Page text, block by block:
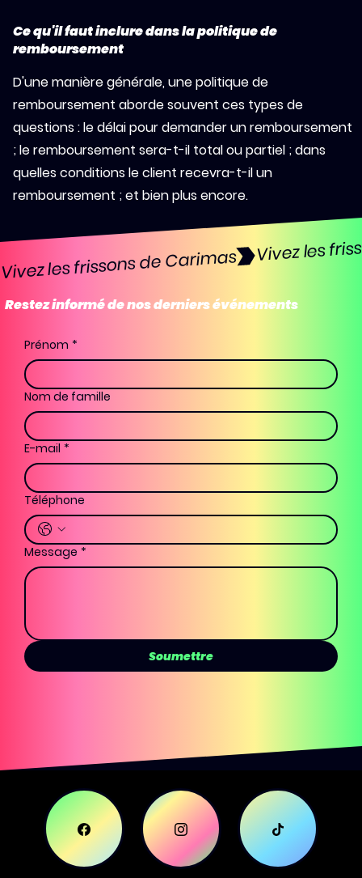
Ce qu'il faut inclure dans la politique de
remboursement
D'une manière générale, une politique de
remboursement aborde souvent ces types de
questions : le délai pour demander un remboursement
; le remboursement sera-t-il total ou partiel ; dans
quelles conditions le client recevra-t-il un
remboursement ; et bien plus encore.
Vivez les frissons de Carimas
Restez informé de nos derniers événements
Prénom *
Nom de famille
E-mail *
Téléphone
Message *
Soumettre